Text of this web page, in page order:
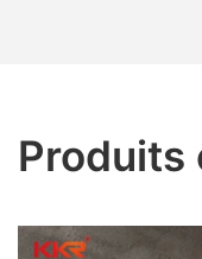
Produits